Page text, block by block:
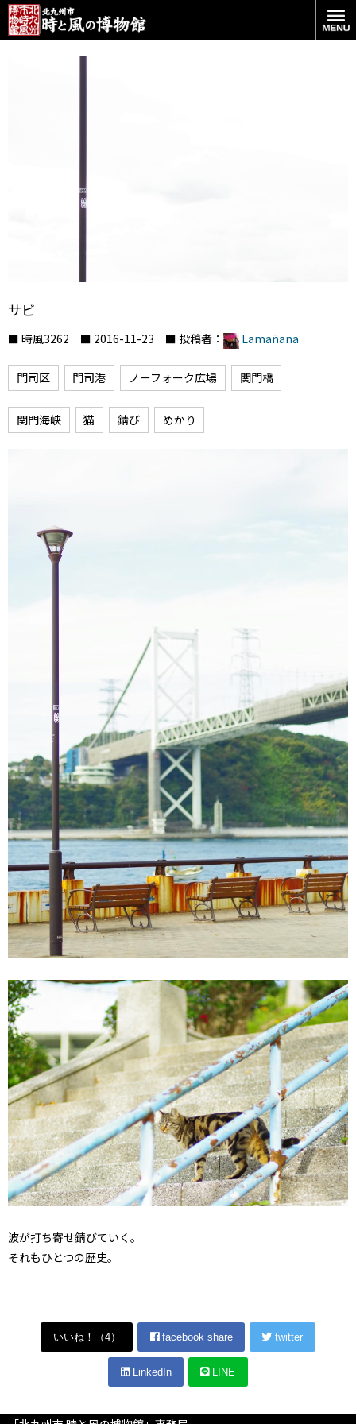
サビ
■ 時風3262 ■ 2016-11-23 ■ 投稿者： Lamañana
門司区 門司港 ノーフォーク広場 関門橋
関門海峡 猫 錆び めかり
波が打ち寄せ錆びていく。
それもひとつの歴史。
いいね！（4） facebook share twitter
LinkedIn LINE